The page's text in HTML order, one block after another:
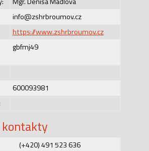
info@zshrbroumov.cz
https://www.zshrbroumov.cz
gbfmj49
600093981
(+420) 491 523 636